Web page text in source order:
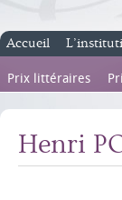
Accueil
Prix littéraires
Henri